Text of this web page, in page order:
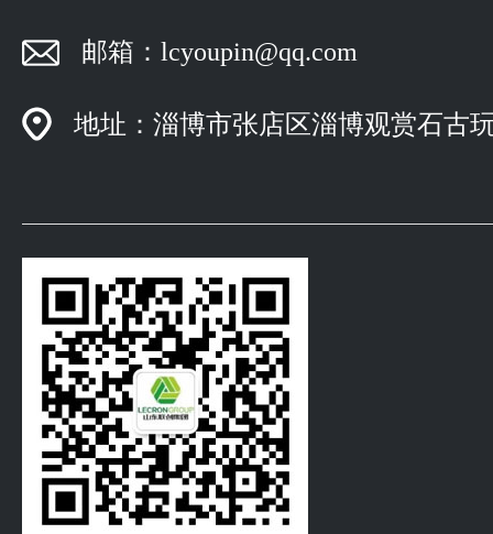
邮箱：lcyoupin@qq.com
地址：淄博市张店区淄博观赏石古